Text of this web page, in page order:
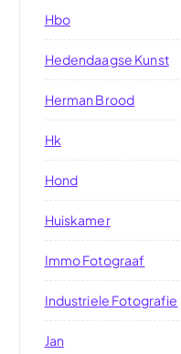
Hbo
Hedendaagse Kunst
Herman Brood
Hk
Hond
Huiskamer
Immo Fotograaf
Industriele Fotografie
Jan